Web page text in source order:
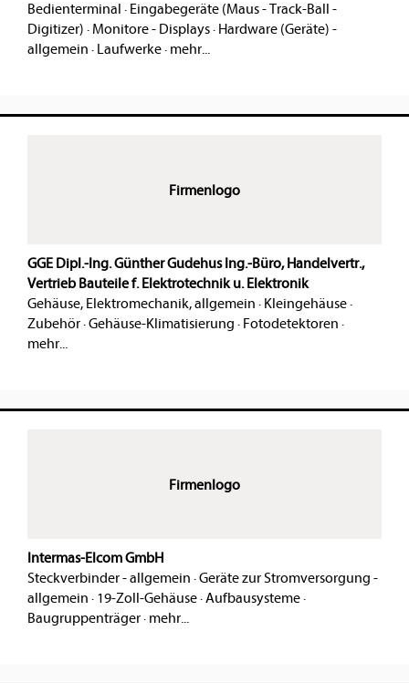
Bedienterminal · Eingabegeräte (Maus - Track-Ball -
Digitizer) · Monitore - Displays· Hardware (Geräte) -
allgemein · Laufwerke· mehr...
Firmenlogo
GGE Dipl.-Ing. Günther Gudehus Ing.-Büro, Handelvertr.,
Vertrieb Bauteile f. Elektrotechnik u. Elektronik
Gehäuse, Elektromechanik, allgemein · Kleingehäuse·
Zubehör·Gehäuse-Klimatisierung · Fotodetektoren ·
mehr...
Firmenlogo
Intermas-Elcom GmbH
Steckverbinder - allgemein ·Geräte zur Stromversorgung -
allgemein · 19-Zoll-Gehäuse·Aufbausysteme·
Baugruppenträger· mehr...